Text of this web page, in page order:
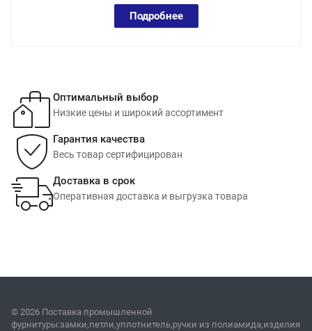
Подробнее
Оптимальный выбор
Низкие цены и широкий ассортимент
Гарантия качества
Весь товар сертифицирован
Доставка в срок
Оперативная доставка и выгрузка товара
© 2026 Поставка промышленной
фурнитуры:замки,петли,уплотнитель,ручки из полиамида,изделия